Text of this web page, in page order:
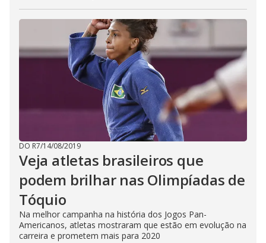
DO R7/14/08/2019
Veja atletas brasileiros que
podem brilhar nas Olimpíadas de
Tóquio
Na melhor campanha na história dos Jogos Pan-
Americanos, atletas mostraram que estão em evolução na
carreira e prometem mais para 2020